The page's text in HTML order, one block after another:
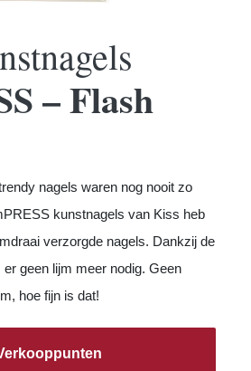
– Flash
nagels waren nog nooit zo
kunstnagels van Kiss heb
verzorgde nagels. Dankzij de
geen lijm meer nodig. Geen
hoe fijn is dat!